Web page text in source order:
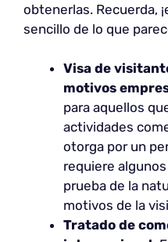
obtenerlas. Recuerda,
sencillo de lo que
Visa de
motivos
para aquellos
actividades
otorga por un
requiere
prueba de la
motivos de la
Tratado de